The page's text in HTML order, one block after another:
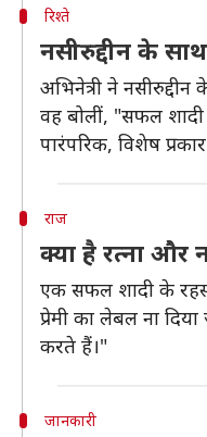
रिश्ते
नसीरुद्दीन के
अभिनेत्री ने
वह बोलीं, "सफल
पारंपरिक, विशेष
राज
क्या है रत्ना और
एक सफल शादी के
प्रेमी का लेबल ना
करते हैं।"
जानकारी